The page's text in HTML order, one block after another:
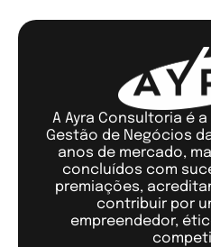
A Ayra Consultoria é
Gestão de Negócios da
anos de mercado,
concluídos com
premiações,
contribuir por
empreendedor,